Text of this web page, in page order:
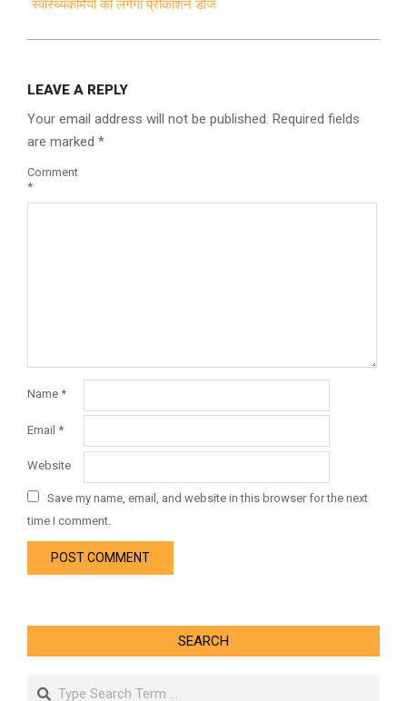
स्वास्थ्यकर्मियों को लगेगा प्रीकॉशन डोज
LEAVE A REPLY
Your email address will not be published. Required fields
are marked *
Comment
*
Name *
Email *
Website
Save my name, email, and website in this browser for the next
time I comment.
SEARCH
Search